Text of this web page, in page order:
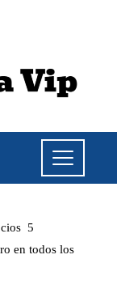
en todos los